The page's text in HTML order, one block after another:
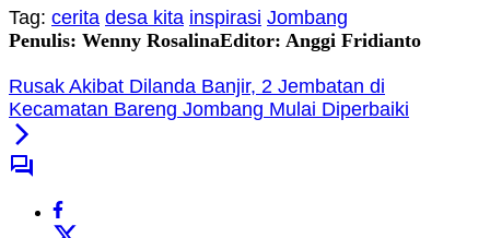
Tag: cerita desa kita inspirasi Jombang
Penulis: Wenny RosalinaEditor: Anggi Fridianto
Rusak Akibat Dilanda Banjir, 2 Jembatan di
Kecamatan Bareng Jombang Mulai Diperbaiki